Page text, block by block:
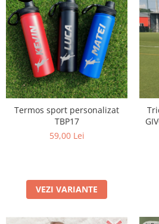
Termos sport personalizat
TBP17
59,00 Lei
VEZI VARIANTE